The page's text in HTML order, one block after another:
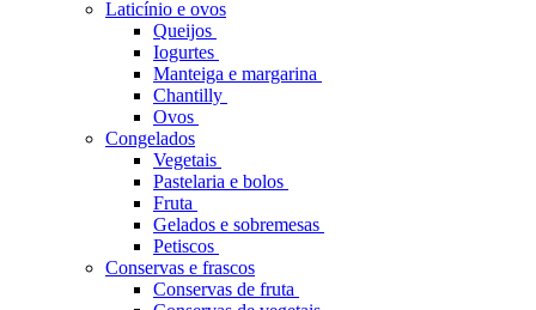
Laticínio e ovos
Queijos
Iogurtes
Manteiga e margarina
Chantilly
Ovos
Congelados
Vegetais
Pastelaria e bolos
Fruta
Gelados e sobremesas
Petiscos
Conservas e frascos
Conservas de fruta